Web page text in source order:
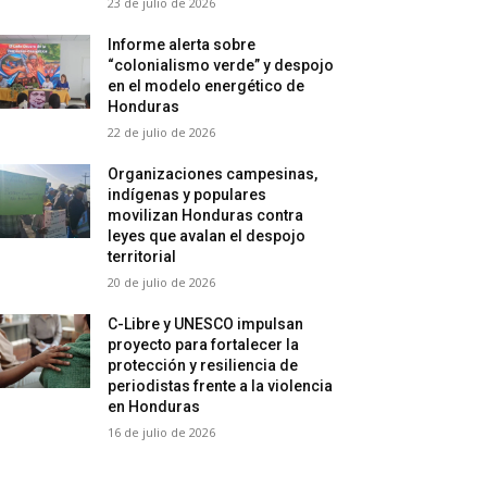
Informe alerta sobre
“colonialismo verde” y despojo
en el modelo energético de
Honduras
22 de julio de 2026
Organizaciones campesinas,
indígenas y populares
movilizan Honduras contra
leyes que avalan el despojo
territorial
20 de julio de 2026
C-Libre y UNESCO impulsan
proyecto para fortalecer la
protección y resiliencia de
periodistas frente a la violencia
en Honduras
16 de julio de 2026